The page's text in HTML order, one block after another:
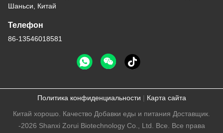
Шаньси, Китай
Телефон
86-13546018581
Политика конфиденциальности | Карта сайта
Китай хорошо. Качество Добавки еды и питания Доставщик.
-2026 Shanxi Zorui Biotechnology Co., Ltd. Все. Все права